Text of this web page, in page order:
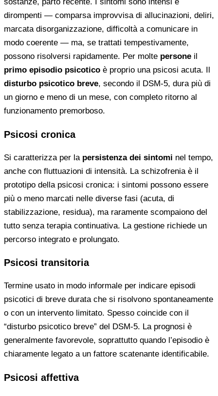
dirompenti — comparsa improvvisa di allucinazioni, deliri,
marcata disorganizzazione, difficoltà a comunicare in
modo coerente — ma, se trattati tempestivamente,
possono risolversi rapidamente. Per molte persone il
primo episodio psicotico è proprio una psicosi acuta. Il
disturbo psicotico breve, secondo il DSM-5, dura più di
un giorno e meno di un mese, con completo ritorno al
funzionamento premorboso.
Psicosi cronica
Si caratterizza per la persistenza dei sintomi nel tempo,
anche con fluttuazioni di intensità. La schizofrenia è il
prototipo della psicosi cronica: i sintomi possono essere
più o meno marcati nelle diverse fasi (acuta, di
stabilizzazione, residua), ma raramente scompaiono del
tutto senza terapia continuativa. La gestione richiede un
percorso integrato e prolungato.
Psicosi transitoria
Termine usato in modo informale per indicare episodi
psicotici di breve durata che si risolvono spontaneamente
o con un intervento limitato. Spesso coincide con il
“disturbo psicotico breve” del DSM-5. La prognosi è
generalmente favorevole, soprattutto quando l’episodio è
chiaramente legato a un fattore scatenante identificabile.
Psicosi affettiva